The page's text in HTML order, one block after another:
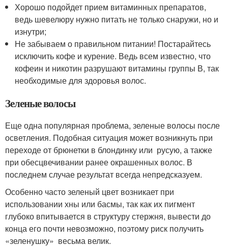
Хорошо подойдет прием витаминных препаратов,
ведь шевелюру нужно питать не только снаружи, но и
изнутри;
Не забываем о правильном питании! Постарайтесь
исключить кофе и курение. Ведь всем известно, что
кофеин и никотин разрушают витамины группы В, так
необходимые для здоровья волос.
Зеленые волосы
Еще одна популярная проблема, зеленые волосы после
осветления. Подобная ситуация может возникнуть при
переходе от брюнетки в блондинку или русую, а также
при обесцвечивании ранее окрашенных волос. В
последнем случае результат всегда непредсказуем.
Особенно часто зеленый цвет возникает при
использовании хны или басмы, так как их пигмент
глубоко впитывается в структуру стержня, вывести до
конца его почти невозможно, поэтому риск получить
«зеленушку» весьма велик.